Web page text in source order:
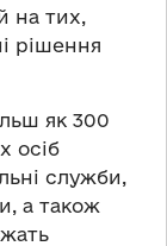
на тих,
рішення
як 300
осіб
служби,
а також